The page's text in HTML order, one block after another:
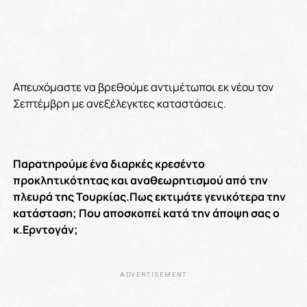
Απευχόμαστε να βρεθούμε αντιμέτωποι εκ νέου τον
Σεπτέμβρη με ανεξέλεγκτες καταστάσεις.
Παρατηρούμε ένα διαρκές κρεσέντο
προκλητικότητας και αναθεωρητισμού από την
πλευρά της Τουρκίας.Πως εκτιμάτε γενικότερα την
κατάσταση; Που αποσκοπεί κατά την άποψη σας ο
κ.Ερντογάν;
ADVERTISEMENT